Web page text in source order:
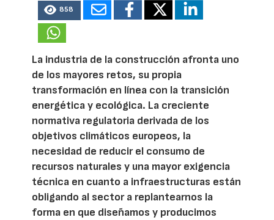
858
La industria de la construcción afronta uno
de los mayores retos, su propia
transformación en línea con la transición
energética y ecológica. La creciente
normativa regulatoria derivada de los
objetivos climáticos europeos, la
necesidad de reducir el consumo de
recursos naturales y una mayor exigencia
técnica en cuanto a infraestructuras están
obligando al sector a replantearnos la
forma en que diseñamos y producimos